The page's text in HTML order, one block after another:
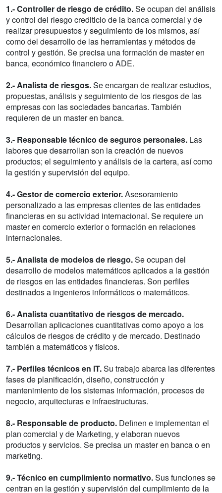
1.- Controller de riesgo de crédito.Se ocupan del análisis
y control del riesgo crediticio de la banca comercial y de
realizar presupuestos y seguimiento de los mismos, así
como del desarrollo de las herramientas y métodos de
control y gestión. Se precisa una formación de master en
banca, económico financiero o ADE.
2.- Analista de riesgos.Se encargan de realizar estudios,
propuestas, análisis y seguimiento de los riesgos de las
empresas con las sociedades bancarias. También
requieren de un master en banca.
3.- Responsable técnico de seguros personales. Las
labores que desarrollan son la creación de nuevos
productos; el seguimiento y análisis de la cartera, así como
la gestión y supervisión del equipo.
4.- Gestor de comercio exterior.Asesoramiento
personalizado a las empresas clientes de las entidades
financieras en su actividad internacional. Se requiere un
master en comercio exterior o formación en relaciones
internacionales.
5.- Analista de modelos de riesgo.Se ocupan del
desarrollo de modelos matemáticos aplicados a la gestión
de riesgos en las entidades financieras. Son perfiles
destinados a ingenieros informáticos o matemáticos.
6.- Analista cuantitativo de riesgos de mercado.
Desarrollan aplicaciones cuantitativas como apoyo a los
cálculos de riesgos de crédito y de mercado. Destinado
también a matemáticos y físicos.
7.- Perfiles técnicos en IT.Su trabajo abarca las diferentes
fases de planificación, diseño, construcción y
mantenimiento de los sistemas información, procesos de
negocio, arquitecturas e infraestructuras.
8.- Responsable de producto. Definen e implementan el
plan comercial y de Marketing, y elaboran nuevos
productos y servicios. Se precisa un master en banca o en
marketing.
9.- Técnico en cumplimiento normativo.Sus funciones se
centran en la gestión y supervisión del cumplimiento de la